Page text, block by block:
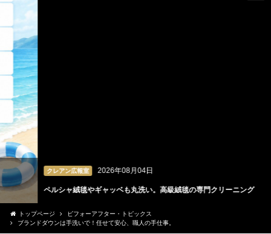
クレアン広報室 2026年08月04日
ペルシャ絨毯やギャッベも丸洗い。高級絨毯の専門クリーニング
トップページ
ビフォーアフター・トピックス
ブランドダウンは手洗いで！任せて安心、職人の手仕事。